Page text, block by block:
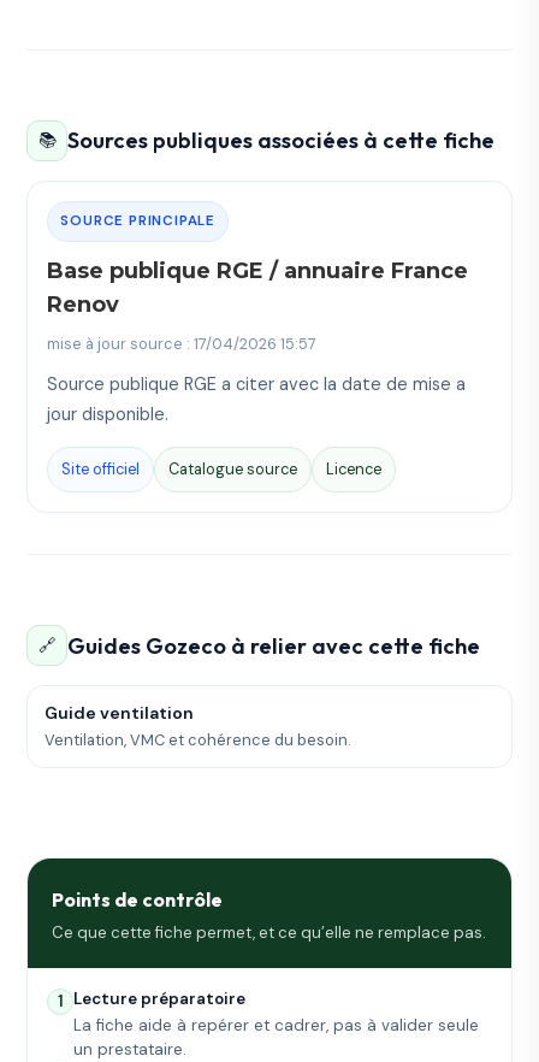
📚 Sources publiques associées à cette fiche
SOURCE PRINCIPALE
Base publique RGE / annuaire France
Renov
mise à jour source : 17/04/2026 15:57
Source publique RGE a citer avec la date de mise a
jour disponible.
Site officiel Catalogue source Licence
🔗 Guides Gozeco à relier avec cette fiche
Guide ventilation
Ventilation, VMC et cohérence du besoin.
Points de contrôle
Ce que cette fiche permet, et ce qu’elle ne remplace pas.
1 Lecture préparatoire
La fiche aide à repérer et cadrer, pas à valider seule
un prestataire.